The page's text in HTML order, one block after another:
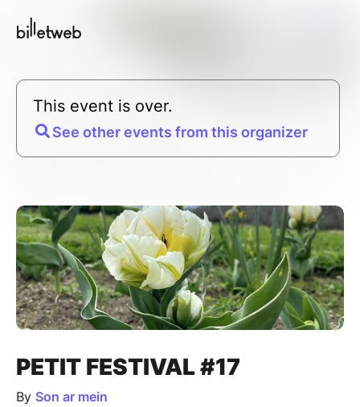
This event is over.
See other events from this organizer
PETIT FESTIVAL #17
By Son ar mein